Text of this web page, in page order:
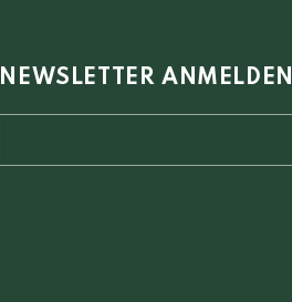
NEWSLETTER ANMELDEN